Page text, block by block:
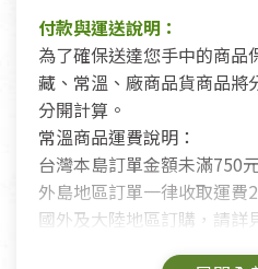
付款與運送說明：
為了確保送達您手中的商品
藏、常溫、廠商品貨商品將
分開計算。
常溫商品運費說明：
台灣本島訂單金額未滿750
外島地區訂單一律收取運費
國外及大陸地區訂購，請詳